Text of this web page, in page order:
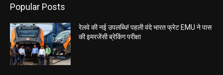
Popular Posts
रेलवे की नई उपलब्धि! पहली वंदे भारत फ्रेट EMU ने पास
की इमरजेंसी ब्रेकिंग परीक्षा